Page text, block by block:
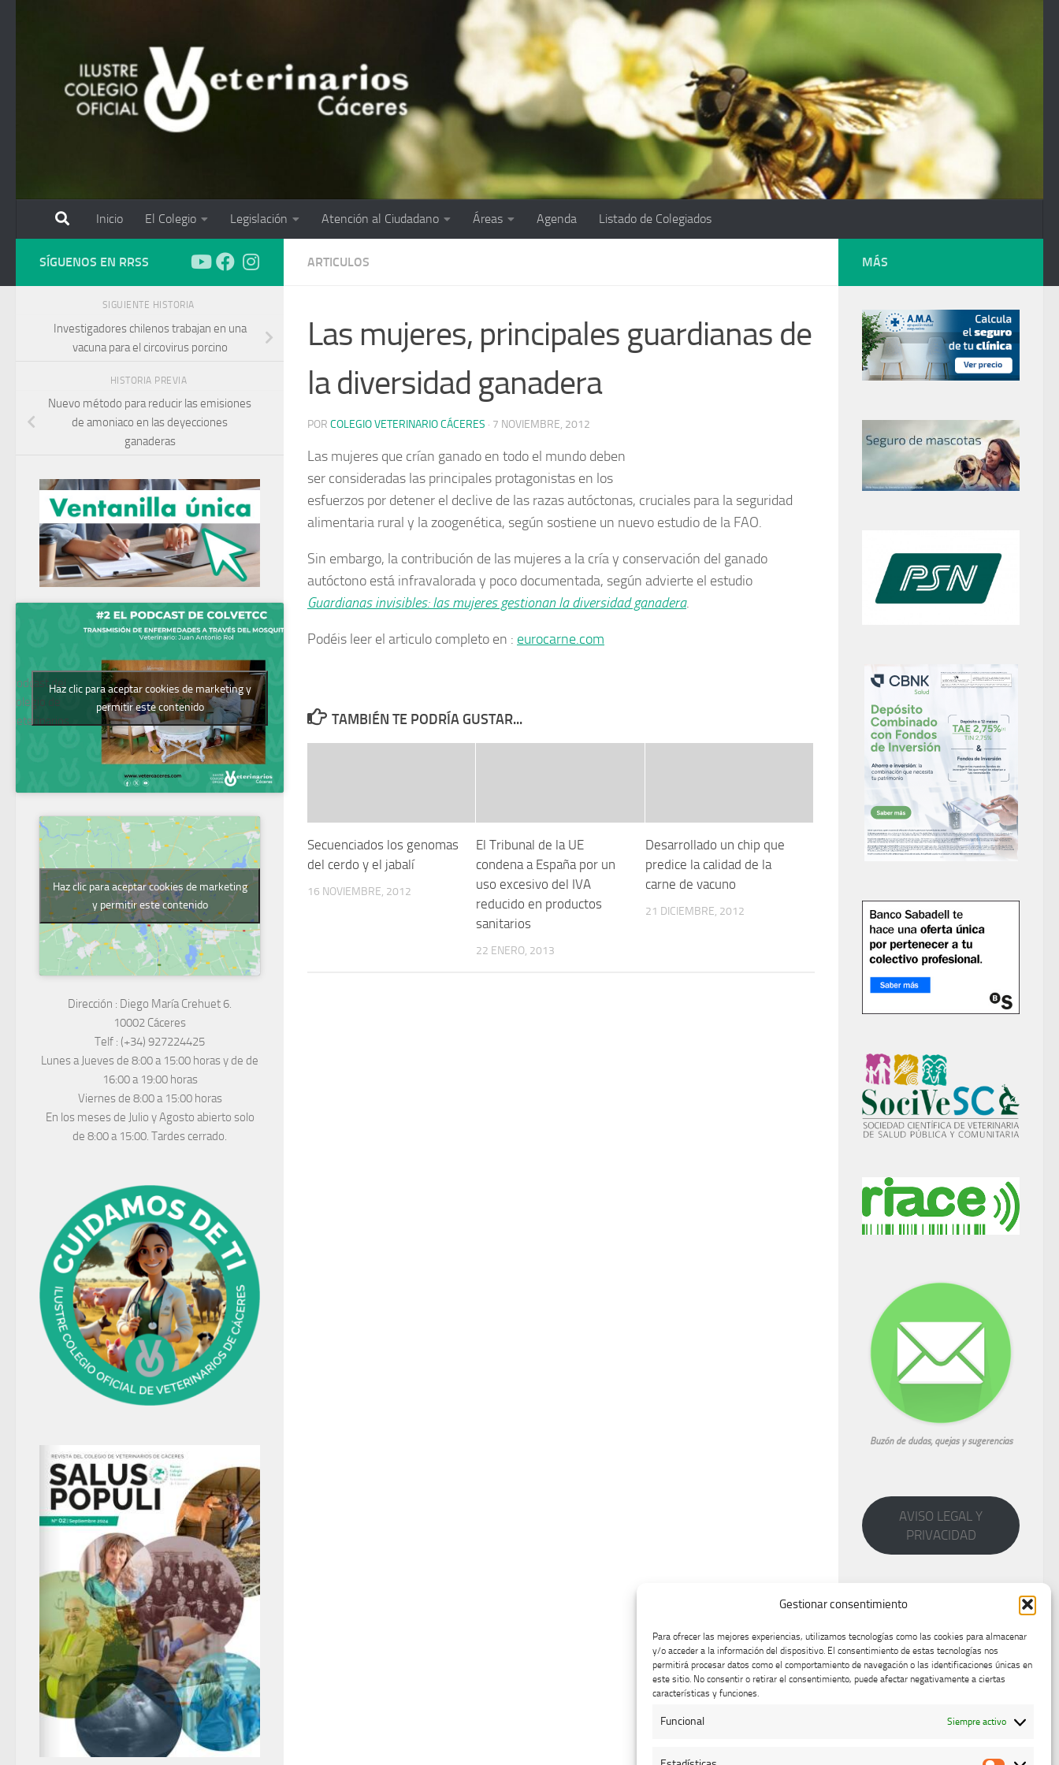
Gestionar consentimiento
Para ofrecer las mejores experiencias, utilizamos tecnologías como las cookies para almacenar
y/o acceder a la información del dispositivo. El consentimiento de estas tecnologías nos
permitirá procesar datos como el comportamiento de navegación o las identificaciones únicas en
este sitio. No consentir o retirar el consentimiento, puede afectar negativamente a ciertas
características y funciones.
Funcional Siempre activo
Inicio El Colegio Legislación Atención al Ciudadano Áreas Agenda Listado de Colegiados
ARTICULOS
Las mujeres, principales guardianas de
la diversidad ganadera
POR COLEGIO VETERINARIO CÁCERES · 7 NOVIEMBRE, 2012
Las mujeres que crían ganado en todo el mundo deben
ser consideradas las principales protagonistas en los
esfuerzos por detener el declive de las razas autóctonas, cruciales para la seguridad
alimentaria rural y la zoogenética, según sostiene un nuevo estudio de la FAO.
Sin embargo, la contribución de las mujeres a la cría y conservación del ganado
autóctono está infravalorada y poco documentada, según advierte el estudio
Guardianas invisibles: las mujeres gestionan la diversidad ganadera.
Podéis leer el articulo completo en : eurocarne.com
TAMBIÉN TE PODRÍA GUSTAR...
Secuenciados los genomas
del cerdo y el jabalí
16 NOVIEMBRE, 2012
El Tribunal de la UE
condena a España por un
uso excesivo del IVA
reducido en productos
sanitarios
22 ENERO, 2013
Desarrollado un chip que
predice la calidad de la
carne de vacuno
21 DICIEMBRE, 2012
SÍGUENOS EN RRSS
SIGUIENTE HISTORIA
Investigadores chilenos trabajan en una
vacuna para el circovirus porcino
HISTORIA PREVIA
Nuevo método para reducir las emisiones
de amoniaco en las deyecciones
ganaderas
Podcast del
Colegio de
Veterinarios
Haz clic para aceptar cookies de marketing y
permitir este contenido
Haz clic para aceptar cookies de marketing
y permitir este contenido
Dirección : Diego María Crehuet 6.
10002 Cáceres
Telf : (+34) 927224425
Lunes a Jueves de 8:00 a 15:00 horas y de de
16:00 a 19:00 horas
Viernes de 8:00 a 15:00 horas
En los meses de Julio y Agosto abierto solo
de 8:00 a 15:00. Tardes cerrado.
MÁS
Buzón de dudas, quejas y sugerencias
AVISO LEGAL Y
PRIVACIDAD